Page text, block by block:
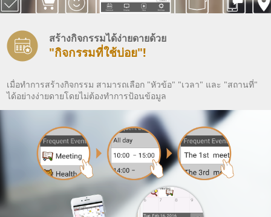
สร้างกิจกรรมได้ง่ายดายด้วย
"กิจกรรมที่ใช้บ่อย"!
เมื่อทำการสร้างกิจกรรม สามารถเลือก "หัวข้อ" "เวลา" และ "สถานที่"
ได้อย่างง่ายดายโดยไม่ต้องทำการป้อนข้อมูล